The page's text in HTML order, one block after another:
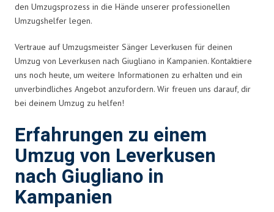
den Umzugsprozess in die Hände unserer professionellen
Umzugshelfer legen.
Vertraue auf Umzugsmeister Sänger Leverkusen für deinen
Umzug von Leverkusen nach Giugliano in Kampanien. Kontaktiere
uns noch heute, um weitere Informationen zu erhalten und ein
unverbindliches Angebot anzufordern. Wir freuen uns darauf, dir
bei deinem Umzug zu helfen!
Erfahrungen zu einem
Umzug von Leverkusen
nach Giugliano in
Kampanien